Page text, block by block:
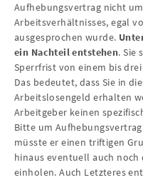
Aufhebungsvertrag nicht
Arbeitsverhältnisses, egal
ausgesprochen wurde.
ein Nachteil entstehen. Sie
Sperrfrist von einem bis
Das bedeutet, dass Sie in
Arbeitslosengeld erhalten
Arbeitgeber keinen
Bitte um
müsste er einen triftigen
hinaus eventuell auch
einholen. Auch Letzteres